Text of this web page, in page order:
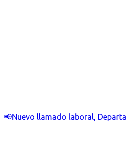
📢Nuevo llamado laboral,